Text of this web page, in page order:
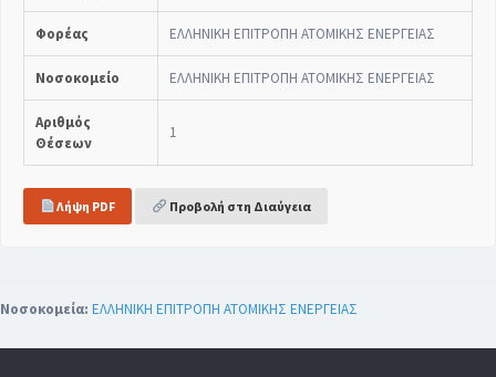
Φορέας ΕΛΛΗΝΙΚΗ ΕΠΙΤΡΟΠΗ ΑΤΟΜΙΚΗΣ ΕΝΕΡΓΕΙΑΣ
Νοσοκομείο ΕΛΛΗΝΙΚΗ ΕΠΙΤΡΟΠΗ ΑΤΟΜΙΚΗΣ ΕΝΕΡΓΕΙΑΣ
Αριθμός
Θέσεων
1
Λήψη PDF Προβολή στη Διαύγεια
Νοσοκομεία: ΕΛΛΗΝΙΚΗ ΕΠΙΤΡΟΠΗ ΑΤΟΜΙΚΗΣ ΕΝΕΡΓΕΙΑΣ